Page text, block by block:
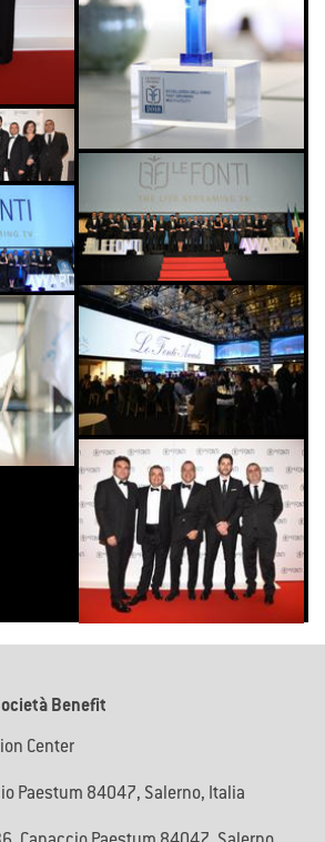
Benefit
Center
Paestum 84047, Salerno, Italia